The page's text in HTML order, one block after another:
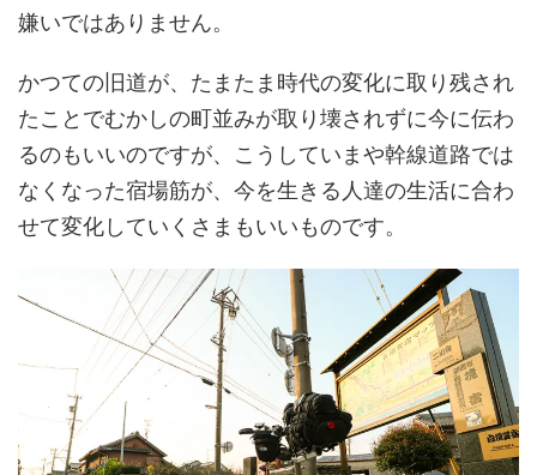
嫌いではありません。
かつての旧道が、たまたま時代の変化に取り残され
たことでむかしの町並みが取り壊されずに今に伝わ
るのもいいのですが、こうしていまや幹線道路では
なくなった宿場筋が、今を生きる人達の生活に合わ
せて変化していくさまもいいものです。